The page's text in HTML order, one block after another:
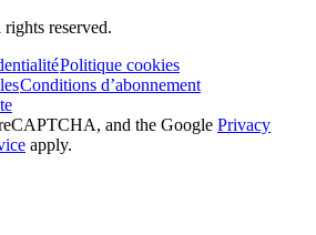
reserved.
Politique cookies
Conditions d’abonnement
and the Google Privacy
apply.